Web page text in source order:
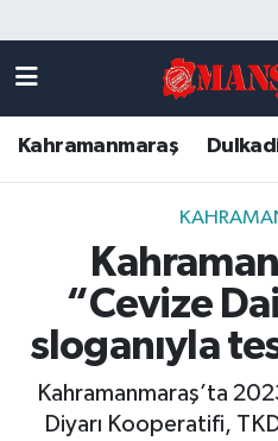
Kahramanmaraş
“Cevize
sloganıyla
Kahramanmaraş’ta
Diyarı Kooperatifi,
DULKADİROĞLU
KAHRAMANMARAŞ
ONİKİŞUBAT
Künye
Kahramanmaraş
Kahramanmaraş Hava
Kahramanmaraş
Süper Lig Puan
Tüm Manşetler
Son Dakika Haberleri